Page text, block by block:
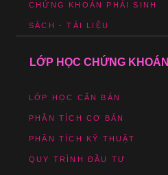
CHỨNG KHOÁN PHÁI SINH
SÁCH - TÀI LIỆU
LỚP HỌC CHỨNG KHOÁN
LỚP HỌC CĂN BẢN
PHÂN TÍCH CƠ BẢN
PHÂN TÍCH KỸ THUẬT
QUY TRÌNH ĐẦU TƯ